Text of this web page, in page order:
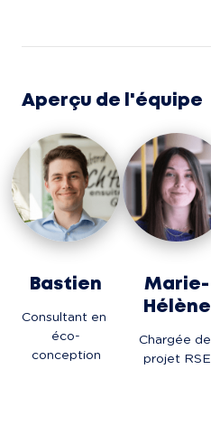
Aperçu de l'équipe
Bastien
Consultant en
éco-
conception
Marie-
Hélène
Chargée de
projet RSE